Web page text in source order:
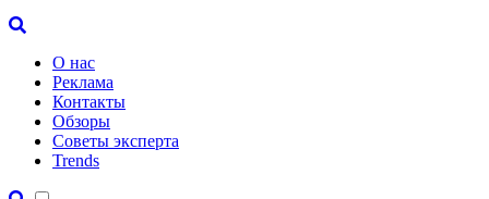
О нас
Реклама
Контакты
Обзоры
Советы эксперта
Trends